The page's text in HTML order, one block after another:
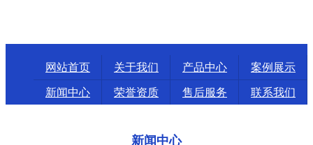
网站首页 关于我们 产品中心 案例展示
新闻中心 荣誉资质 售后服务 联系我们
新闻中心